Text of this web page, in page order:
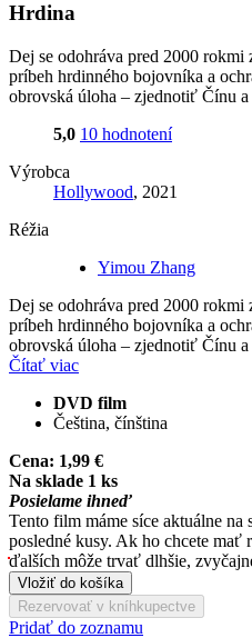
Hrdina
Dej se odohráva pred 2000 rokmi
príbeh hrdinného bojovníka a
obrovská úloha – zjednotiť Čínu
5,0 10 hodnotení
Výrobca
Hollywood, 2021
Réžia
Yimou Zhang
Dej se odohráva pred 2000 rokmi
príbeh hrdinného bojovníka a
obrovská úloha – zjednotiť Čínu
Čítať viac
DVD film
Čeština, čínština
Cena: 1,99 €
Na sklade 1 ks
Posielame ihneď
Tento film máme síce aktuálne na
posledné kusy. Ak ho chcete
ďalších môže trvať dlhšie,
Vložiť do košíka
Rezervovať v kníhkupectve
Pridať do zoznamu